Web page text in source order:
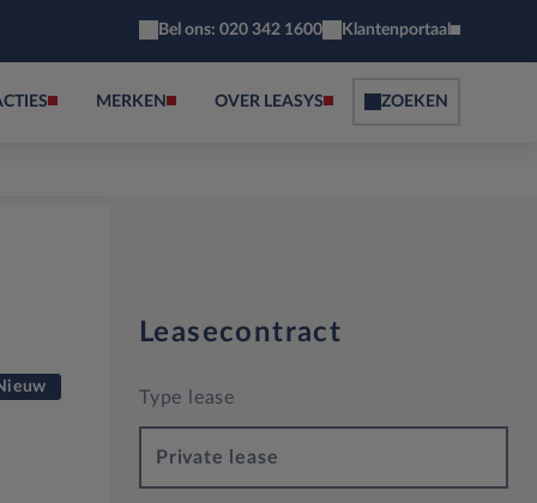
Bel ons: 020 342 1600 Klantenportaal
MERKEN OVER LEASYS ZOEKEN
Leasecontract
Type lease
Private lease